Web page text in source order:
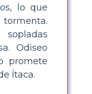
lo que
tormenta.
Odiseo
promete
Ítaca.